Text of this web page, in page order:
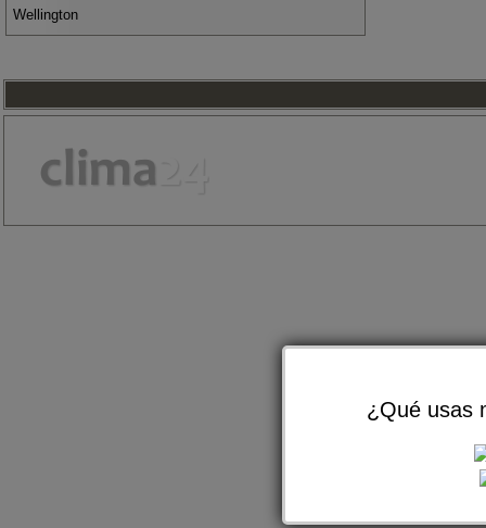
Wellington
¿Qué usas